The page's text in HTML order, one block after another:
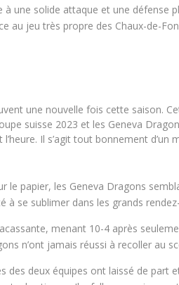
une solide attaque et une défense
au jeu très propre des Chaux-de-
une nouvelle fois cette saison.
suisse 2023 et les Geneva
Il s’agit tout bonnement d’un
papier, les Geneva Dragons
se sublimer dans les grands
menant 10-4 après
n’ont jamais réussi à recoller au
deux équipes ont laissé de part